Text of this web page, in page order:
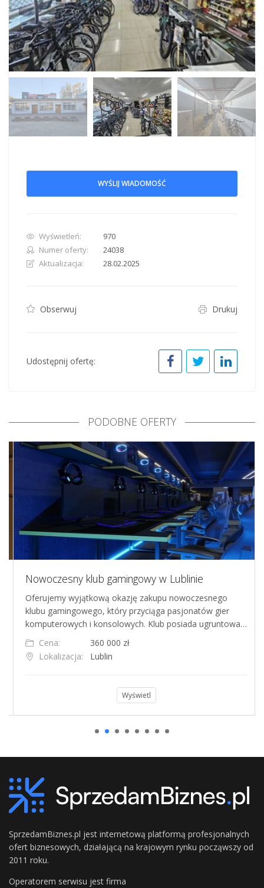
WYŚLIJ WIADOMOŚĆ
Wyświetleń:
970
Numer oferty:
24038
Aktualizacja:
28.02.2025
Obserwuj Drukuj
Udostępnij ofertę:
PODOBNE OFERTY
Nowoczesny klub gamingowy w Lublinie
Oferujemy wyjątkową okazję zakupu nowoczesnego
klubu gamingowego, który przyciąga pasjonatów gier
komputerowych i konsolowych. Klub posiada ugruntowa…
Cena:
360 000 zł
Lokalizacja:
Lublin
Wyświetl
SprzedamBiznes.pl jest internetową platformą profesjonalnych
ofert biznesowych, działającą na krajowym rynku począwszy od
2011 roku.
Operatorem serwisu jest firma